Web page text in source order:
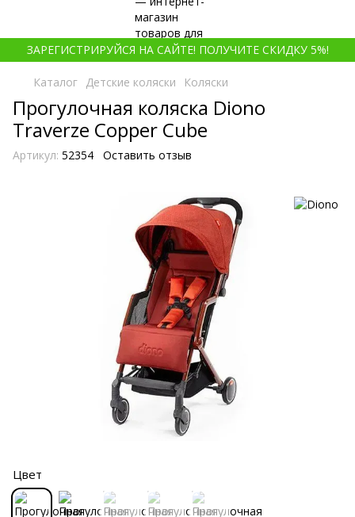
ЗАРЕГИСТРИРУЙСЯ НА САЙТЕ! ПОЛУЧИТЕ СКИДКУ 5%!
Каталог Детские коляски Коляски
Прогулочная коляска Diono
Traverze Copper Cube
Артикул: 52354 Оставить отзыв
Цвет